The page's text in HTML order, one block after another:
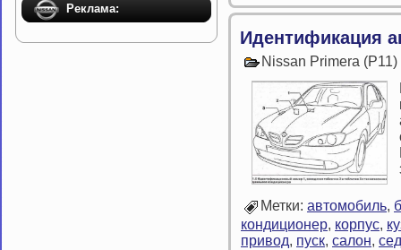
Реклама:
Идентификация
Nissan Primera
Метки: автомобиль,
кондиционер, корпус,
привод, пуск, салон,